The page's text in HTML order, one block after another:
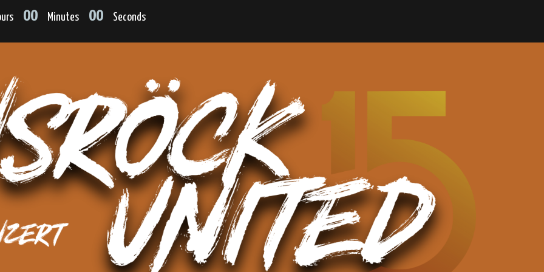
00 Minutes 00 Seconds